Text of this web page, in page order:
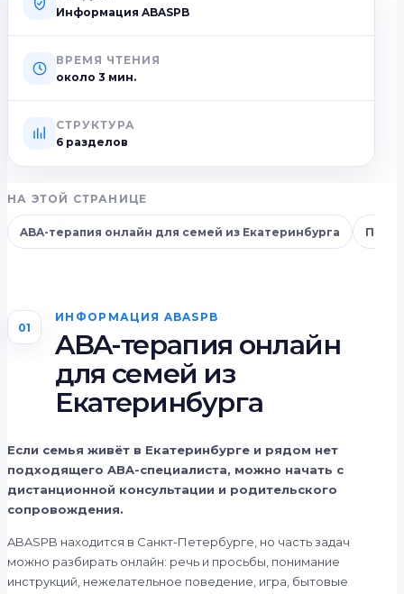
Информация ABASPB
ВРЕМЯ ЧТЕНИЯ
около 3 мин.
СТРУКТУРА
6 разделов
НА ЭТОЙ СТРАНИЦЕ
ABA-терапия онлайн для семей из Екатеринбурга
01
ИНФОРМАЦИЯ ABASPB
ABA-терапия онлайн
для семей из
Екатеринбурга
Если семья живёт в Екатеринбурге и рядом нет
подходящего ABA-специалиста, можно начать с
дистанционной консультации и родительского
сопровождения.
ABASPB находится в Санкт-Петербурге, но часть задач
можно разбирать онлайн: речь и просьбы, понимание
инструкций, нежелательное поведение, игра, бытовые